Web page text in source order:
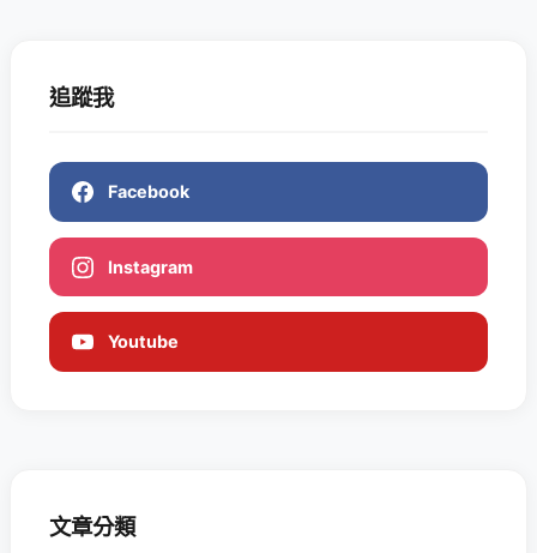
追蹤我
Facebook
Instagram
Youtube
文章分類